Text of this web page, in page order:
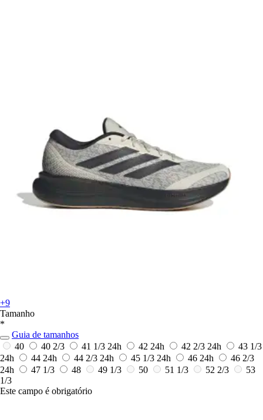
+9
Tamanho
*
Guia de tamanhos
40
40 2/3 41 1/3 24h 42 24h 42 2/3 24h
43 1/3
24h
44 24h 44 2/3 24h 45 1/3 24h 46 24h
46 2/3
24h
47 1/3 48 49 1/3 50 51 1/3 52 2/3
53
1/3
Este campo é obrigatório